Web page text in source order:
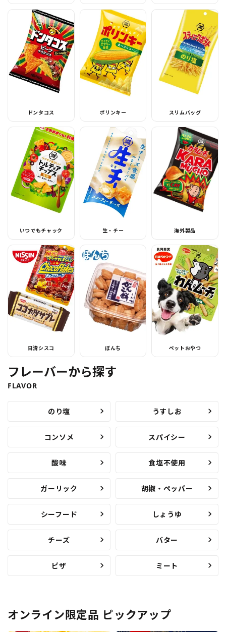
ドンタコス ポリンキー スリムバッグ
いつでもチャック 生・チー 海外製品
日清シスコ ぼんち ペットおやつ
フレーバーから探す
FLAVOR
のり塩 うすしお
コンソメ スパイシー
酸味 食塩不使用
ガーリック 胡椒・ペッパー
シーフード しょうゆ
チーズ バター
ピザ ミート
オンライン限定品 ピックアップ